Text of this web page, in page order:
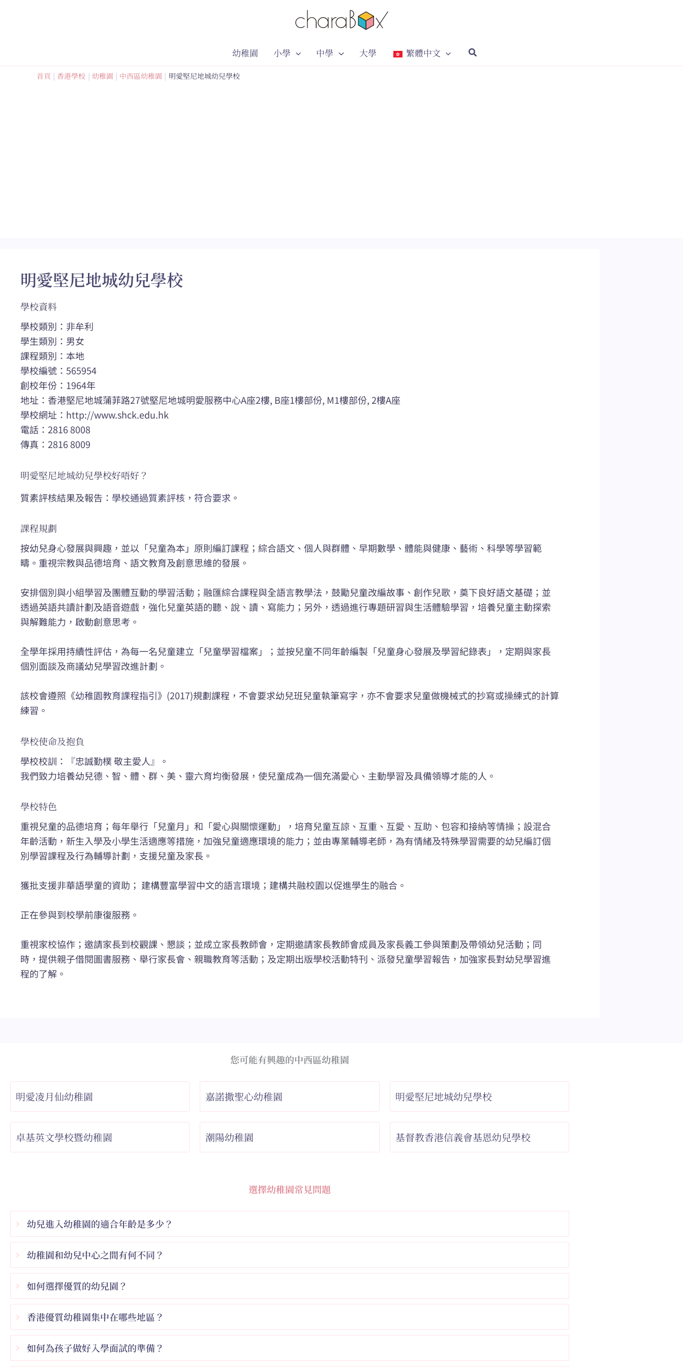
幼稚園 小學 中學 大學 繁體中文
首頁 香港學校 幼稚園 中西區幼稚園 明愛堅尼地城幼兒學校
明愛堅尼地城幼兒學校
學校資料
學校類別：非牟利
學生類別：男女
課程類別：本地
學校編號：565954
創校年份：1964年
地址：香港堅尼地城蒲菲路27號堅尼地城明愛服務中心A座2樓, B座1樓部份, M1樓部份, 2樓A座
學校網址：http://www.shck.edu.hk
電話：2816 8008
傳真：2816 8009
明愛堅尼地城幼兒學校好唔好？
質素評核結果及報告： 學校通過質素評核，符合要求 。
課程規劃
按幼兒身心發展與興趣，並以「兒童為本」原則編訂課程；綜合語文、個人與群體、早期數學、體能與健康、藝術、科學等學習範
疇。重視宗教與品德培育、語文教育及創意思維的發展。
安排個別與小組學習及團體互動的學習活動；融匯綜合課程與全語言教學法，鼓勵兒童改編故事、創作兒歌，奠下良好語文基礎；並
透過英語共讀計劃及語音遊戲，強化兒童英語的聽、說、讀、寫能力；另外，透過進行專題研習與生活體驗學習，培養兒童主動探索
與解難能力，啟動創意思考。
全學年採用持續性評估，為每一名兒童建立「兒童學習檔案」；並按兒童不同年齡編製「兒童身心發展及學習紀錄表」，定期與家長
個別面談及商議幼兒學習改進計劃。
該校會遵照《幼稚園教育課程指引》(2017)規劃課程，不會要求幼兒班兒童執筆寫字，亦不會要求兒童做機械式的抄寫或操練式的計算
練習。
學校使命及抱負
學校校訓：『忠誠勤樸 敬主愛人』。
我們致力培養幼兒德、智、體、群、美、靈六育均衡發展，使兒童成為一個充滿愛心、主動學習及具備領導才能的人。
學校特色
重視兒童的品德培育；每年舉行「兒童月」和「愛心與關懷運動」，培育兒童互諒、互重、互愛、互助、包容和接納等情操；設混合
年齡活動，新生入學及小學生活適應等措施，加強兒童適應環境的能力；並由專業輔導老師，為有情緒及特殊學習需要的幼兒編訂個
別學習課程及行為輔導計劃，支援兒童及家長。
獲批支援非華語學童的資助； 建構豐富學習中文的語言環境；建構共融校園以促進學生的融合。
正在參與到校學前康復服務。
重視家校協作；邀請家長到校觀課、懇談；並成立家長教師會，定期邀請家長教師會成員及家長義工參與策劃及帶領幼兒活動；同
時，提供親子借閱圖書服務、舉行家長會、親職教育等活動；及定期出版學校活動特刊、派發兒童學習報告，加強家長對幼兒學習進
程的了解。
您可能有興趣的中西區幼稚園
明愛凌月仙幼稚園 嘉諾撒聖心幼稚園 明愛堅尼地城幼兒學校
卓基英文學校暨幼稚園 潮陽幼稚園 基督教香港信義會基恩幼兒學校
選擇幼稚園常見問題
幼兒進入幼稚園的適合年齡是多少？
幼稚園和幼兒中心之間有何不同？
如何選擇優質的幼兒園？
香港優質幼稚園集中在哪些地區？
如何為孩子做好入學面試的準備？